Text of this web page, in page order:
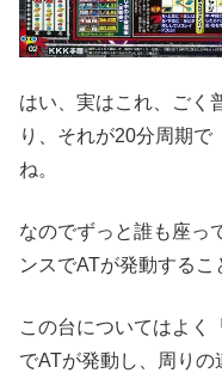
はい、実はこれ、ごく
り、それが20分周期で
ね。
なのでずっと誰も座っ
ンスでATが発動するこ
この台についてはよく
でATが発動し、周り